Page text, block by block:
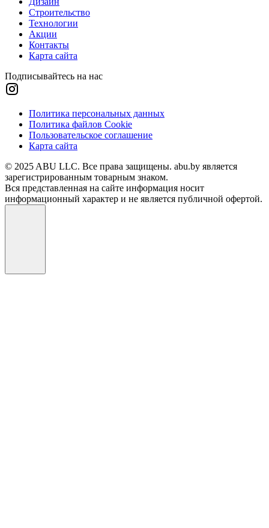
Строительство
Технологии
Акции
Контакты
Карта сайта
Подписывайтесь на нас
Политика персональных данных
Политика файлов Cookie
Пользовательское соглашение
Карта сайта
© 2025 ABU LLC. Все права защищены. abu.by является
зарегистрированным товарным знаком.
Вся представленная на сайте информация носит
информационный характер и не является публичной офертой.